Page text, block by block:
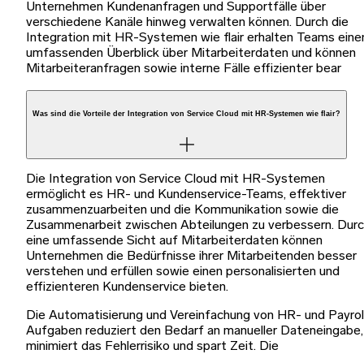
Unternehmen Kundenanfragen und Supportfälle über
verschiedene Kanäle hinweg verwalten können. Durch die
Integration mit HR-Systemen wie flair erhalten Teams
umfassenden Überblick über Mitarbeiterdaten und können
Mitarbeiteranfragen sowie interne Fälle effizienter bear
Was sind die Vorteile der Integration von Service Cloud mit HR-Systemen wie flair?
Die Integration von Service Cloud mit HR-Systemen
ermöglicht es HR- und Kundenservice-Teams, effektiver
zusammenzuarbeiten und die Kommunikation sowie die
Zusammenarbeit zwischen Abteilungen zu verbessern.
eine umfassende Sicht auf Mitarbeiterdaten können
Unternehmen die Bedürfnisse ihrer Mitarbeitenden besser
verstehen und erfüllen sowie einen personalisierten und
effizienteren Kundenservice bieten.
Die Automatisierung und Vereinfachung von HR- und
Aufgaben reduziert den Bedarf an manueller Dateneingabe,
minimiert das Fehlerrisiko und spart Zeit. Die